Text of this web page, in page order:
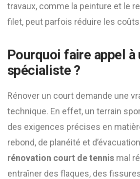
travaux, comme la peinture et le
filet, peut parfois réduire les coûts
Pourquoi faire appel à
spécialiste ?
Rénover un court demande une
technique. En effet, un terrain
des exigences précises en
rebond, de planéité et d’évacuation
rénovation court de tennis mal
entraîner des flaques, des